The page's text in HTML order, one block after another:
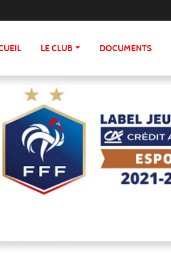
LE CLUB DOCUMENTS